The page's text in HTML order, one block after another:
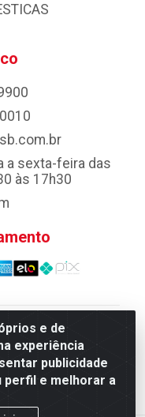
e de
experiência
publicidade
perfil e melhorar a
a sexta-feira das
às 17h30
Comercio e
39 e, 41 - Setor
- CEP 72.135-100 -
80